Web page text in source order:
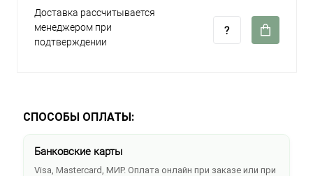
Доставка рассчитывается
менеджером при
подтверждении
СПОСОБЫ ОПЛАТЫ:
Банковские карты
Visa, Mastercard, МИР. Оплата онлайн при заказе или при